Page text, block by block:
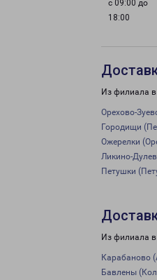
с 09:00 до
18:00
Из филиала в
Орехово-
Городищи
Ожерелки
Ликино-
Петушки
Из филиала в
Карабаново
Бавлены